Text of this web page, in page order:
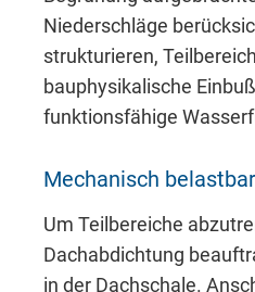
Niederschläge
strukturieren,
bauphysikalische
funktionsfähige
Mechanisch
Um Teilbereiche
Dachabdichtung
in der Dachschale.